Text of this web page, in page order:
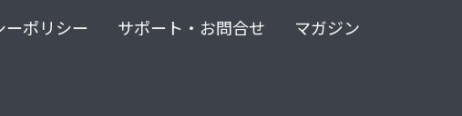
ーポリシー サポート・お問合せ マガジン